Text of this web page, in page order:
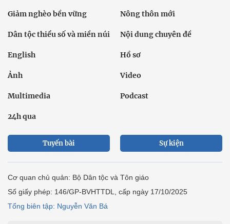
Giảm nghèo bền vững Nông thôn mới
Dân tộc thiểu số và miền núi Nội dung chuyên đề
English Hồ sơ
Ảnh Video
Multimedia Podcast
24h qua
Tuyến bài Sự kiện
Cơ quan chủ quản: Bộ Dân tộc và Tôn giáo
Số giấy phép: 146/GP-BVHTTDL, cấp ngày 17/10/2025
Tổng biên tập: Nguyễn Văn Bá